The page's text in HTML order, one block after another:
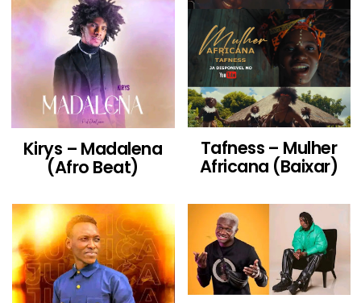
Kirys – Madalena
(Afro Beat)
Tafness – Mulher
Africana (Baixar)